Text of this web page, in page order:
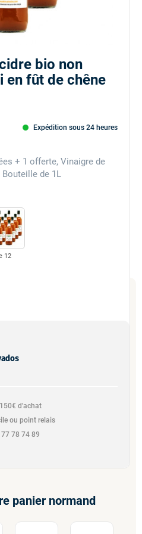
bio non
en fût de chêne
+ 1 offerte, Vinaigre de
de 1L
12
Expédition sous 24 heures
d'achat
ou point relais
78 74 89
panier normand